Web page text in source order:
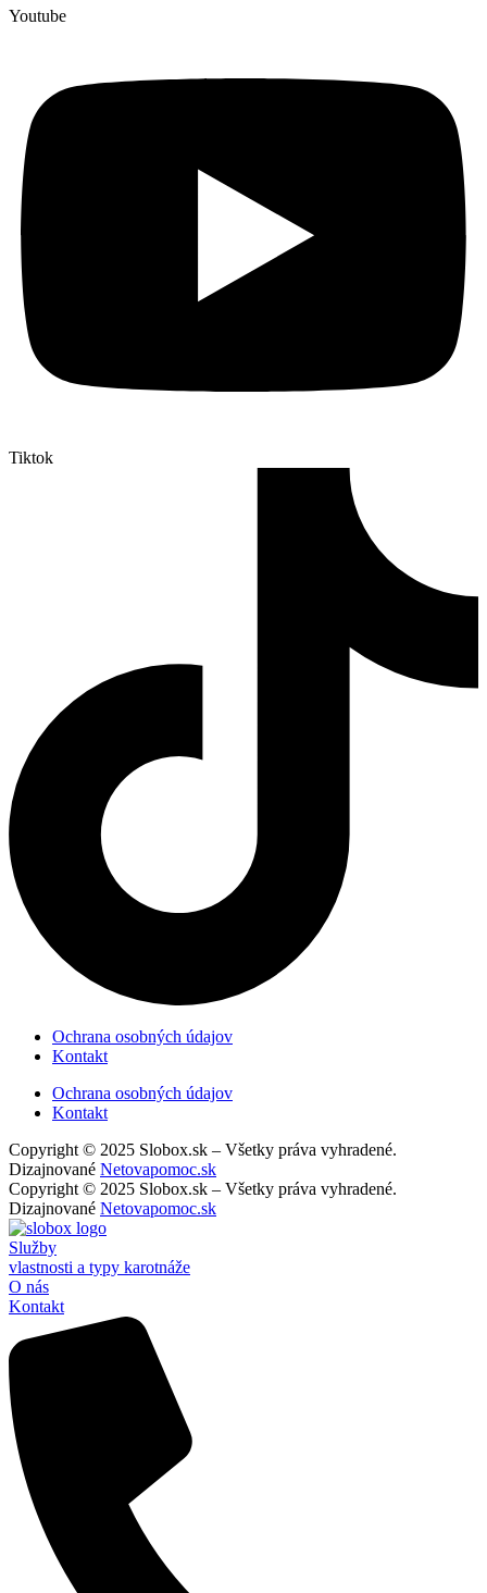
Youtube
Tiktok
Ochrana osobných údajov
Kontakt
Ochrana osobných údajov
Kontakt
Copyright © 2025 Slobox.sk – Všetky práva vyhradené.
Dizajnované Netovapomoc.sk
Copyright © 2025 Slobox.sk – Všetky práva vyhradené.
Dizajnované Netovapomoc.sk
Služby
vlastnosti a typy karotnáže
O nás
Kontakt